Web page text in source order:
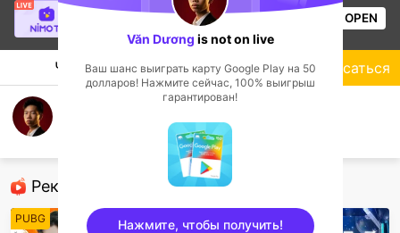
Duy Khánh
is live!
54 Views OPEN
Чат Стример
Рекомендованные стримеры
PUBG League of Legends
Подписаться
Văn Dương is not on live
Ваш шанс выиграть карту Google Play на 50
долларов! Нажмите сейчас, 100% выигрыш
гарантирован!
Нажмите, чтобы получить!